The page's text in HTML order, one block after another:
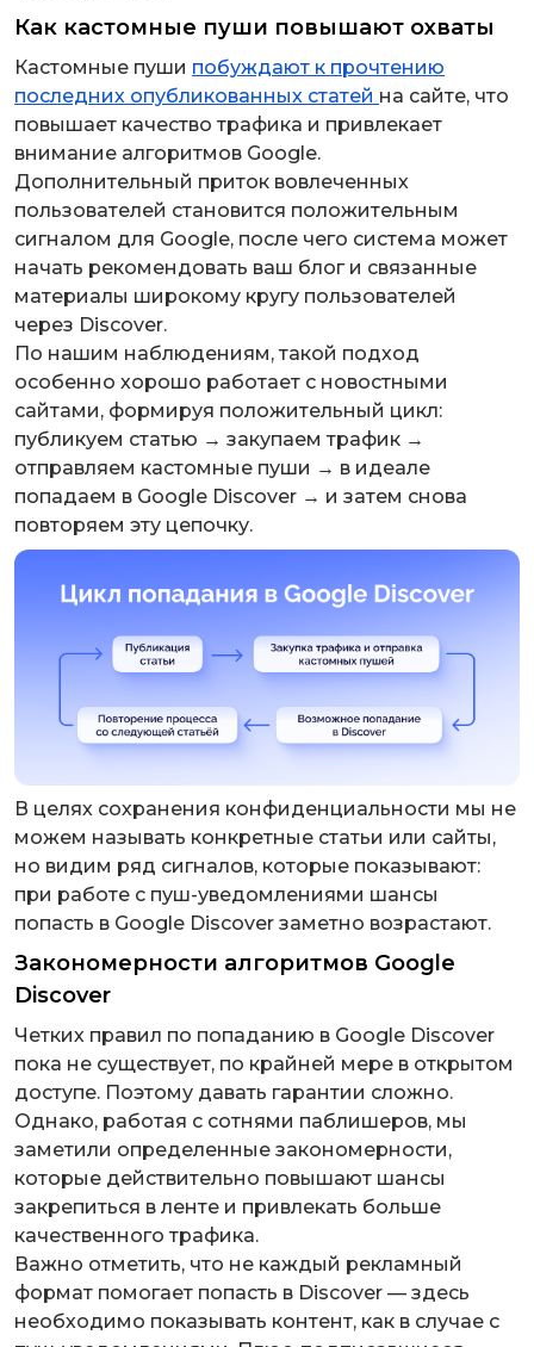
Как кастомные пуши повышают охваты
Кастомные пуши побуждают к прочтению
последних опубликованных статей на сайте, что
повышает качество трафика и привлекает
внимание алгоритмов Google.
Дополнительный приток вовлеченных
пользователей становится положительным
сигналом для Google, после чего система может
начать рекомендовать ваш блог и связанные
материалы широкому кругу пользователей
через Discover.
По нашим наблюдениям, такой подход
особенно хорошо работает с новостными
сайтами, формируя положительный цикл:
публикуем статью → закупаем трафик →
отправляем кастомные пуши → в идеале
попадаем в Google Discover → и затем снова
повторяем эту цепочку.
В целях сохранения конфиденциальности мы не
можем называть конкретные статьи или сайты,
но видим ряд сигналов, которые показывают:
при работе с пуш-уведомлениями шансы
попасть в Google Discover заметно возрастают.
Закономерности алгоритмов Google
Discover
Четких правил по попаданию в Google Discover
пока не существует, по крайней мере в открытом
доступе. Поэтому давать гарантии сложно.
Однако, работая с сотнями паблишеров, мы
заметили определенные закономерности,
которые действительно повышают шансы
закрепиться в ленте и привлекать больше
качественного трафика.
Важно отметить, что не каждый рекламный
формат помогает попасть в Discover — здесь
необходимо показывать контент, как в случае с